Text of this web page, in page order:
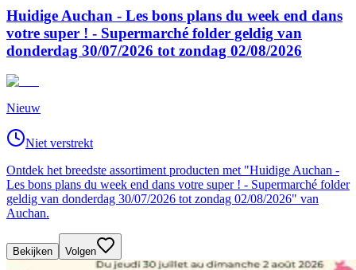
Huidige Auchan - Les bons plans du week end dans
votre super ! - Supermarché folder geldig van
donderdag 30/07/2026 tot zondag 02/08/2026
Nieuw
Niet verstrekt
Ontdek het breedste assortiment producten met "Huidige Auchan -
Les bons plans du week end dans votre super ! - Supermarché folder
geldig van donderdag 30/07/2026 tot zondag 02/08/2026" van
Auchan.
Bekijken Volgen